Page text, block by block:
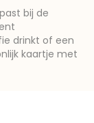
bij de
drinkt of een
kaartje met